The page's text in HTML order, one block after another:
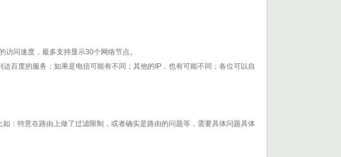
问速度，最多支持显示30个网络节点。
度的服务；如果是电信可能有不同；其他的IP，也有可能不同；各位可以自
：特意在路由上做了过滤限制，或者确实是路由的问题等，需要具体问题具体